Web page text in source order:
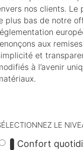
nos clients.
plus bas de notre
aux
et
à l’avenir
LE
Confort